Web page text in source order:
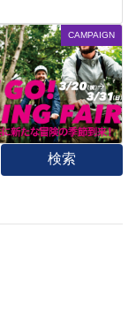
CAMPAIGN
検索